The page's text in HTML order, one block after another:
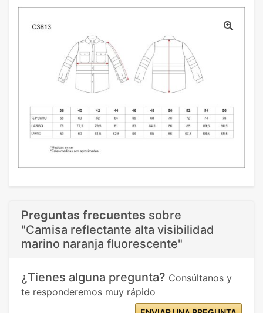
Preguntas frecuentes sobre
"Camisa reflectante alta visibilidad
marino naranja fluorescente"
¿Tienes alguna pregunta? Consúltanos y
te responderemos muy rápido